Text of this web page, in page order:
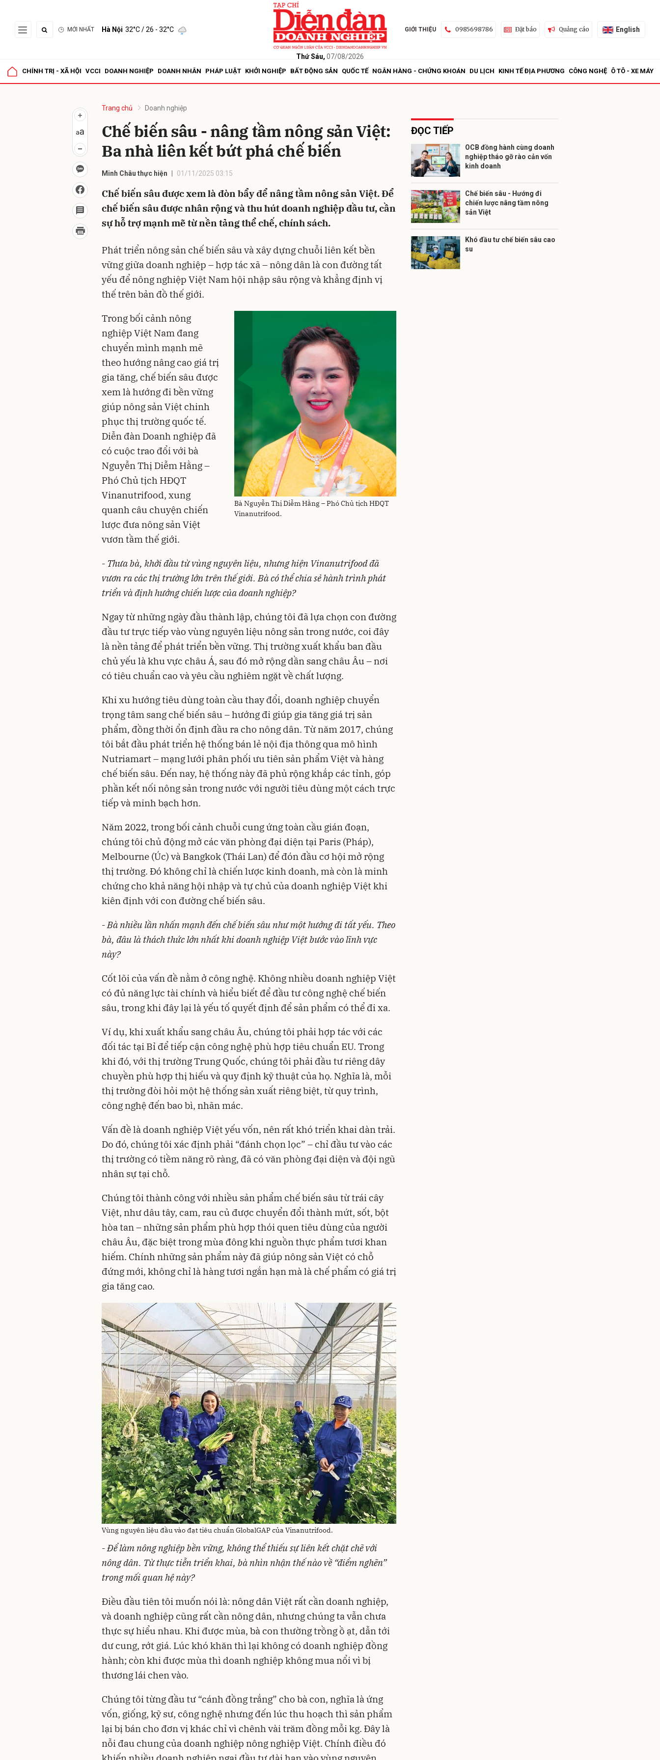
MỚI NHẤT Hà Nội 32°C/ 26 - 32°C
Thứ Sáu, 07/08/2026
GIỚI THIỆU 0985698786 Đặt báo Quảng cáo English
CHÍNH TRỊ - XÃ HỘI VCCI DOANH NGHIỆP DOANH NHÂN PHÁP LUẬT KHỞI NGHIỆP BẤT ĐỘNG SẢN QUỐC TẾ NGÂN HÀNG - CHỨNG KHOÁN DU LỊCH KINH TẾ ĐỊA PHƯƠNG CÔNG NGHỆ Ô TÔ - XE MÁY
Trang chủ Doanh nghiệp
Chế biến sâu - nâng tầm nông sản Việt:
Ba nhà liên kết bứt phá chế biến
Minh Châu thực hiện 01/11/2025 03:15
Chế biến sâu được xem là đòn bẩy để nâng tầm nông sản Việt. Để
chế biến sâu được nhân rộng và thu hút doanh nghiệp đầu tư, cần
sự hỗ trợ mạnh mẽ từ nền tảng thể chế, chính sách.
Phát triển nông sản chế biến sâu và xây dựng chuỗi liên kết bền
vững giữa doanh nghiệp – hợp tác xã – nông dân là con đường tất
yếu để nông nghiệp Việt Nam hội nhập sâu rộng và khẳng định vị
thế trên bản đồ thế giới.
Bà Nguyễn Thị Diễm Hằng – Phó Chủ tịch HĐQT
Vinanutrifood.
Trong bối cảnh nông
nghiệp Việt Nam đang
chuyển mình mạnh mẽ
theo hướng nâng cao giá trị
gia tăng, chế biến sâu được
xem là hướng đi bền vững
giúp nông sản Việt chinh
phục thị trường quốc tế.
Diễn đàn Doanh nghiệp đã
có cuộc trao đổi với bà
Nguyễn Thị Diễm Hằng –
Phó Chủ tịch HĐQT
Vinanutrifood, xung
quanh câu chuyện chiến
lược đưa nông sản Việt
vươn tầm thế giới.
- Thưa bà, khởi đầu từ vùng nguyên liệu, nhưng hiện Vinanutrifood đã
vươn ra các thị trường lớn trên thế giới. Bà có thể chia sẻ hành trình phát
triển và định hướng chiến lược của doanh nghiệp?
Ngay từ những ngày đầu thành lập, chúng tôi đã lựa chọn con đường
đầu tư trực tiếp vào vùng nguyên liệu nông sản trong nước, coi đây
là nền tảng để phát triển bền vững. Thị trường xuất khẩu ban đầu
chủ yếu là khu vực châu Á, sau đó mở rộng dần sang châu Âu – nơi
có tiêu chuẩn cao và yêu cầu nghiêm ngặt về chất lượng.
Khi xu hướng tiêu dùng toàn cầu thay đổi, doanh nghiệp chuyển
trọng tâm sang chế biến sâu – hướng đi giúp gia tăng giá trị sản
phẩm, đồng thời ổn định đầu ra cho nông dân. Từ năm 2017, chúng
tôi bắt đầu phát triển hệ thống bán lẻ nội địa thông qua mô hình
Nutriamart – mạng lưới phân phối ưu tiên sản phẩm Việt và hàng
chế biến sâu. Đến nay, hệ thống này đã phủ rộng khắp các tỉnh, góp
phần kết nối nông sản trong nước với người tiêu dùng một cách trực
tiếp và minh bạch hơn.
Năm 2022, trong bối cảnh chuỗi cung ứng toàn cầu gián đoạn,
chúng tôi chủ động mở các văn phòng đại diện tại Paris (Pháp),
Melbourne (Úc) và Bangkok (Thái Lan) để đón đầu cơ hội mở rộng
thị trường. Đó không chỉ là chiến lược kinh doanh, mà còn là minh
chứng cho khả năng hội nhập và tự chủ của doanh nghiệp Việt khi
kiên định với con đường chế biến sâu.
- Bà nhiều lần nhấn mạnh đến chế biến sâu như một hướng đi tất yếu. Theo
bà, đâu là thách thức lớn nhất khi doanh nghiệp Việt bước vào lĩnh vực
này?
Cốt lõi của vấn đề nằm ở công nghệ. Không nhiều doanh nghiệp Việt
có đủ năng lực tài chính và hiểu biết để đầu tư công nghệ chế biến
sâu, trong khi đây lại là yếu tố quyết định để sản phẩm có thể đi xa.
Ví dụ, khi xuất khẩu sang châu Âu, chúng tôi phải hợp tác với các
đối tác tại Bỉ để tiếp cận công nghệ phù hợp tiêu chuẩn EU. Trong
khi đó, với thị trường Trung Quốc, chúng tôi phải đầu tư riêng dây
chuyền phù hợp thị hiếu và quy định kỹ thuật của họ. Nghĩa là, mỗi
thị trường đòi hỏi một hệ thống sản xuất riêng biệt, từ quy trình,
công nghệ đến bao bì, nhãn mác.
Vấn đề là doanh nghiệp Việt yếu vốn, nên rất khó triển khai dàn trải.
Do đó, chúng tôi xác định phải “đánh chọn lọc” – chỉ đầu tư vào các
thị trường có tiềm năng rõ ràng, đã có văn phòng đại diện và đội ngũ
nhân sự tại chỗ.
Chúng tôi thành công với nhiều sản phẩm chế biến sâu từ trái cây
Việt, như dâu tây, cam, rau củ được chuyển đổi thành mứt, sốt, bột
hòa tan – những sản phẩm phù hợp thói quen tiêu dùng của người
châu Âu, đặc biệt trong mùa đông khi nguồn thực phẩm tươi khan
hiếm. Chính những sản phẩm này đã giúp nông sản Việt có chỗ
đứng mới, không chỉ là hàng tươi ngắn hạn mà là chế phẩm có giá trị
gia tăng cao.
Vùng nguyên liệu đầu vào đạt tiêu chuẩn GlobalGAP của Vinanutrifood.
- Để làm nông nghiệp bền vững, không thể thiếu sự liên kết chặt chẽ với
nông dân. Từ thực tiễn triển khai, bà nhìn nhận thế nào về “điểm nghẽn”
trong mối quan hệ này?
Điều đầu tiên tôi muốn nói là: nông dân Việt rất cần doanh nghiệp,
và doanh nghiệp cũng rất cần nông dân, nhưng chúng ta vẫn chưa
thực sự hiểu nhau. Khi được mùa, bà con thường trồng ồ ạt, dẫn tới
dư cung, rớt giá. Lúc khó khăn thì lại không có doanh nghiệp đồng
hành; còn khi được mùa thì doanh nghiệp không mua nổi vì bị
thương lái chen vào.
Chúng tôi từng đầu tư “cánh đồng trắng” cho bà con, nghĩa là ứng
vốn, giống, kỹ sư, công nghệ nhưng đến lúc thu hoạch thì sản phẩm
lại bị bán cho đơn vị khác chỉ vì chênh vài trăm đồng mỗi kg. Đây là
nỗi đau chung của doanh nghiệp nông nghiệp Việt. Chính điều đó
ĐỌC TIẾP
OCB đồng hành cùng doanh
nghiệp tháo gỡ rào cản vốn
kinh doanh
Chế biến sâu - Hướng đi
chiến lược nâng tầm nông
sản Việt
Khó đầu tư chế biến sâu cao
su
Gửi